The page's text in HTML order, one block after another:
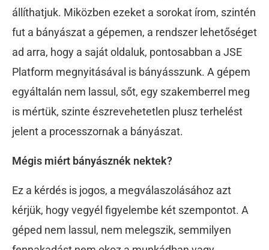
állíthatjuk. Miközben ezeket a sorokat írom, szintén
fut a bányászat a gépemen, a rendszer lehetőséget
ad arra, hogy a saját oldaluk, pontosabban a JSE
Platform megnyitásával is bányásszunk. A gépem
egyáltalán nem lassul, sőt, egy szakemberrel meg
is mértük, szinte észrevehetetlen plusz terhelést
jelent a processzornak a bányászat.
Mégis miért bányásznék nektek?
Ez a kérdés is jogos, a megválaszolásához azt
kérjük, hogy vegyél figyelembe két szempontot. A
géped nem lassul, nem melegszik, semmilyen